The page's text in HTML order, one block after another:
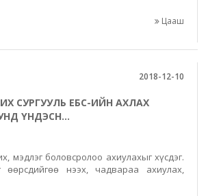
Цааш
2018-12-10
СУРГУУЛЬ ЕБС-ИЙН АХЛАХ
ҮНДЭСН...
мэдлэг боловсролоо ахиулахыг хүсдэг.
өөрсдийгөө нээх, чадвараа ахиулах,